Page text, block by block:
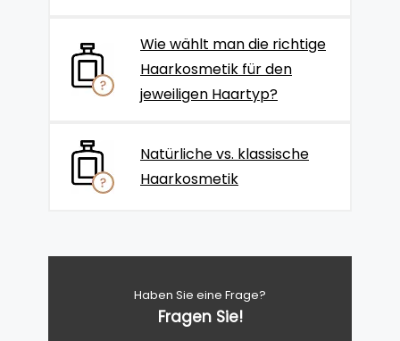
Wie wählt man die richtige
Haarkosmetik für den
jeweiligen Haartyp?
Natürliche vs. klassische
Haarkosmetik
Haben Sie eine Frage?
Fragen Sie!